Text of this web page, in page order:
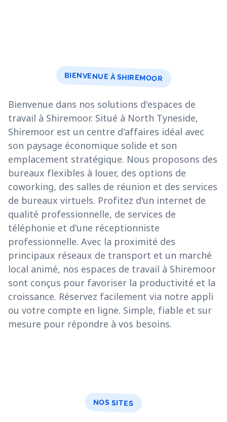
BIENVENUE À SHIREMOOR
Bienvenue dans nos solutions d'espaces de
travail à Shiremoor. Situé à North Tyneside,
Shiremoor est un centre d'affaires idéal avec
son paysage économique solide et son
emplacement stratégique. Nous proposons des
bureaux flexibles à louer, des options de
coworking, des salles de réunion et des services
de bureaux virtuels. Profitez d'un internet de
qualité professionnelle, de services de
téléphonie et d'une réceptionniste
professionnelle. Avec la proximité des
principaux réseaux de transport et un marché
local animé, nos espaces de travail à Shiremoor
sont conçus pour favoriser la productivité et la
croissance. Réservez facilement via notre appli
ou votre compte en ligne. Simple, fiable et sur
mesure pour répondre à vos besoins.
NOS SITES